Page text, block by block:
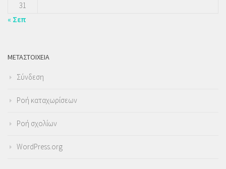
31
« Σεπ
ΜΕΤΑΣΤΟΙΧΕΊΑ
Σύνδεση
Ροή καταχωρίσεων
Ροή σχολίων
WordPress.org